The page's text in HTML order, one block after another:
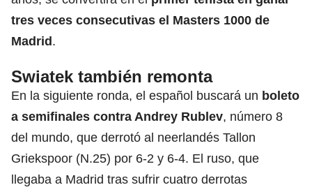
tres veces consecutivas el Masters 1000 de
Madrid.
Swiatek también remonta
En la siguiente ronda, el español buscará un boleto
a semifinales contra Andrey Rublev, número 8
del mundo, que derrotó al neerlandés Tallon
Griekspoor (N.25) por 6-2 y 6-4. El ruso, que
llegaba a Madrid tras sufrir cuatro derrotas